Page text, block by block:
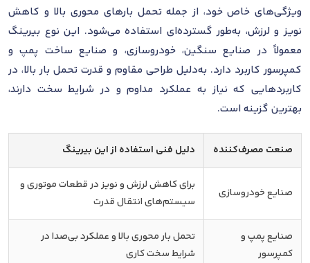
ویژگی‌های خاص خود، از جمله تحمل بارهای محوری بالا و کاهش
نویز و لرزش، به‌طور گسترده‌ای استفاده می‌شود. این نوع بیرینگ
معمولاً در صنایع سنگین، خودروسازی، و صنایع ساخت پمپ و
کمپرسور کاربرد دارد. به‌دلیل طراحی مقاوم و قدرت تحمل بار بالا، در
کاربردهایی که نیاز به عملکرد مداوم و در شرایط سخت دارند،
بهترین گزینه است.
صنعت مصرف‌کننده دلیل فنی استفاده از این بیرینگ
صنایع خودروسازی
برای کاهش لرزش و نویز در قطعات موتوری و
سیستم‌های انتقال قدرت
صنایع پمپ و
کمپرسور
تحمل بار محوری بالا و عملکرد بی‌صدا در
شرایط سخت کاری